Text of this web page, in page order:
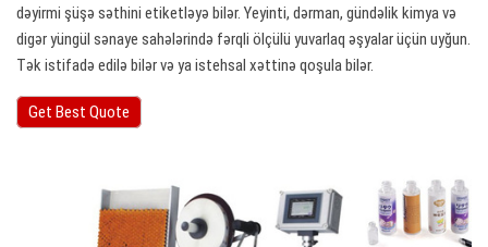
dəyirmi şüşə səthini etiketləyə bilər. Yeyinti, dərman, gündəlik kimya və
digər yüngül sənaye sahələrində fərqli ölçülü yuvarlaq əşyalar üçün uyğun.
Tək istifadə edilə bilər və ya istehsal xəttinə qoşula bilər.
Get Best Quote